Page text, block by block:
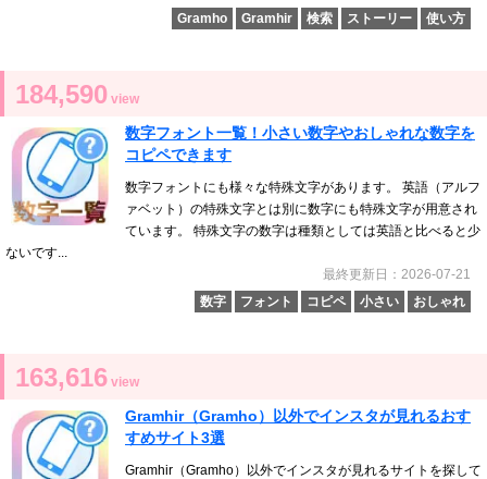
Gramho
Gramhir 検索 ストーリー 使い方
184,590 view
数字フォント一覧！小さい数字やおしゃれな数字を
コピペできます
数字フォントにも様々な特殊文字があります。 英語（アルフ
ァベット）の特殊文字とは別に数字にも特殊文字が用意され
ています。 特殊文字の数字は種類としては英語と比べると少
ないです...
最終更新日：2026-07-21
数字
フォント コピペ 小さい おしゃれ
163,616 view
Gramhir（Gramho）以外でインスタが見れるおす
すめサイト3選
Gramhir（Gramho）以外でインスタが見れるサイトを探して